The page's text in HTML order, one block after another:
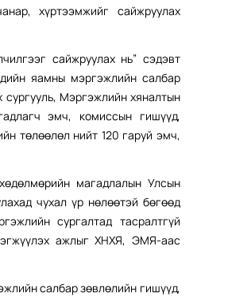
хүртээмжийг сайжруулах
сайжруулах нь” сэдэвт
яамны мэргэжлийн салбар
Мэргэжлийн хяналтын
эмч, комиссын гишүүд,
төлөөлөл нийт 120 гаруй эмч,
магадлалын Улсын
чухал үр нөлөөтэй бөгөөд
сургалтад тасралтгүй
ажлыг ХНХЯ, ЭМЯ-аас
салбар зөвлөлийн гишүүд,